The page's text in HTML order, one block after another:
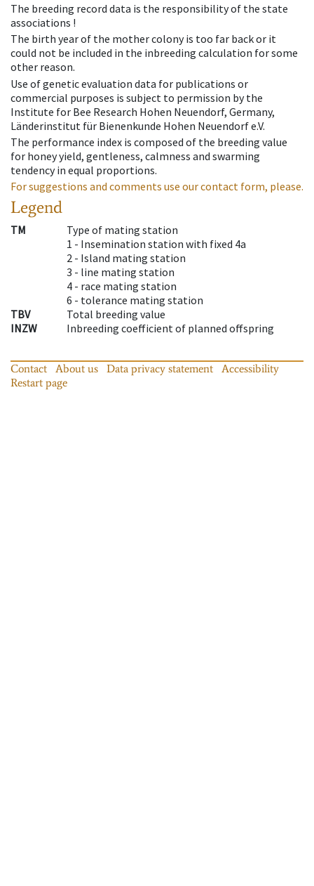
The breeding record data is the responsibility of the state
associations !
The birth year of the mother colony is too far back or it
could not be included in the inbreeding calculation for some
other reason.
Use of genetic evaluation data for publications or
commercial purposes is subject to permission by the
Institute for Bee Research Hohen Neuendorf, Germany,
Länderinstitut für Bienenkunde Hohen Neuendorf e.V.
The performance index is composed of the breeding value
for honey yield, gentleness, calmness and swarming
tendency in equal proportions.
For suggestions and comments use our contact form, please.
Legend
TM
Type of mating station
1 - Insemination station with fixed 4a
2 - Island mating station
3 - line mating station
4 - race mating station
6 - tolerance mating station
TBV
Total breeding value
INZW
Inbreeding coefficient of planned offspring
Contact About us Data privacy statement
Accessibility
Restart page